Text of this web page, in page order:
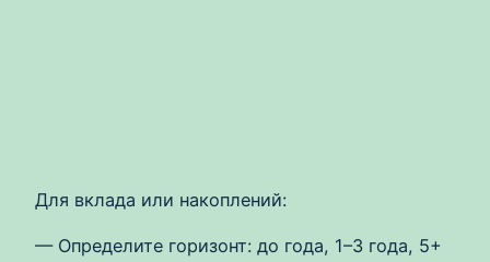
Для вклада или накоплений:
— Определите горизонт: до года, 1–3 года, 5+